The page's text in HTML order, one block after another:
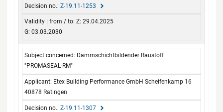
Z-19.11-1253
Z: 29.04.2025
G: 03.03.2030
Dämmschichtbildender Baustoff
"PROMASEAL-RM"
Etex Building Performance GmbH Scheifenkamp 16
40878 Ratingen
Z-19.11-1307